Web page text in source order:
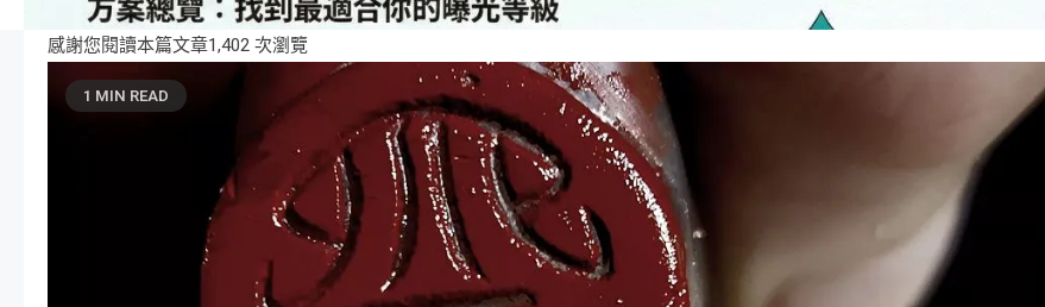
感謝您閱讀本篇文章1,402 次瀏覽
1 MIN READ